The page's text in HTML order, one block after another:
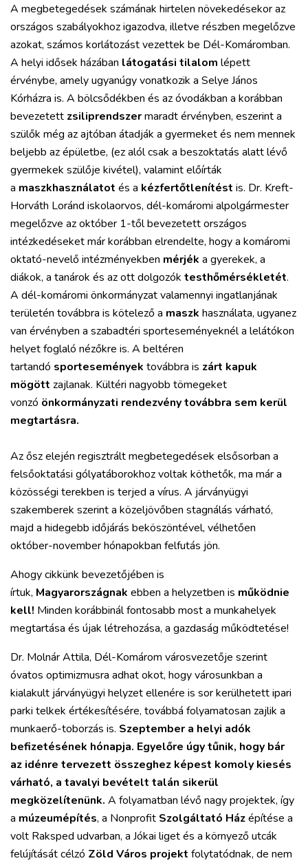
A megbetegedések számának hirtelen növekedésekor az
országos szabályokhoz igazodva, illetve részben megelőzve
azokat, számos korlátozást vezettek be Dél-Komáromban.
A helyi idősek házában látogatási tilalom lépett
érvénybe, amely ugyanúgy vonatkozik a Selye János
Kórházra is. A bölcsődékben és az óvodákban a korábban
bevezetett zsiliprendszermaradt érvényben, eszerint a
szülők még az ajtóban átadják a gyermeket és nem mennek
beljebb az épületbe, (ez alól csak a beszoktatás alatt lévő
gyermekek szülője kivétel), valamint előírták
a maszkhasználatot és a kézfertőtlenítést is. Dr. Kreft-
Horváth Loránd iskolaorvos, dél-komáromi alpolgármester
megelőzve az október 1-től bevezetett országos
intézkedéseket már korábban elrendelte, hogy a komáromi
oktató-nevelő intézményekben mérjék a gyerekek, a
diákok, a tanárok és az ott dolgozók testhőmérsékletét.
A dél-komáromi önkormányzat valamennyi ingatlanjának
területén továbbra is kötelező a maszk használata, ugyanez
van érvényben a szabadtéri sporteseményeknél a lelátókon
helyet foglaló nézőkre is. A beltéren
tartandó sportesemények továbbra is zárt kapuk
mögött zajlanak. Kültéri nagyobb tömegeket
vonzó önkormányzati rendezvény továbbra sem kerül
megtartásra.
Az ősz elején regisztrált megbetegedések elsősorban a
felsőoktatási gólyatáborokhoz voltak köthetők, ma már a
közösségi terekben is terjed a vírus. A járványügyi
szakemberek szerint a közeljövőben stagnálás várható,
majd a hidegebb időjárás beköszöntével, vélhetően
október-november hónapokban felfutás jön.
Ahogy cikkünk bevezetőjében is
írtuk, Magyarországnak ebben a helyzetben is működnie
kell! Minden korábbinál fontosabb most a munkahelyek
megtartása és újak létrehozása, a gazdaság működtetése!
Dr. Molnár Attila, Dél-Komárom városvezetője szerint
óvatos optimizmusra adhat okot, hogy városunkban a
kialakult járványügyi helyzet ellenére is sor kerülhetett ipari
parki telkek értékesítésére, továbbá folyamatosan zajlik a
munkaerő-toborzás is. Szeptember a helyi adók
befizetésének hónapja. Egyelőre úgy tűnik, hogy bár
az idénre tervezett összeghez képest komoly kiesés
várható, a tavalyi bevételt talán sikerül
megközelítenünk. A folyamatban lévő nagy projektek, így
a múzeumépítés, a Nonprofit Szolgáltató Házépítése a
volt Raksped udvarban, a Jókai liget és a környező utcák
felújítását célzó Zöld Város projekt folytatódnak, de nem